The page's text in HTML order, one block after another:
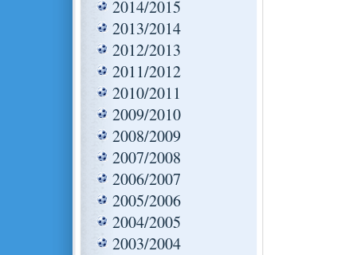
2014/2015
2013/2014
2012/2013
2011/2012
2010/2011
2009/2010
2008/2009
2007/2008
2006/2007
2005/2006
2004/2005
2003/2004